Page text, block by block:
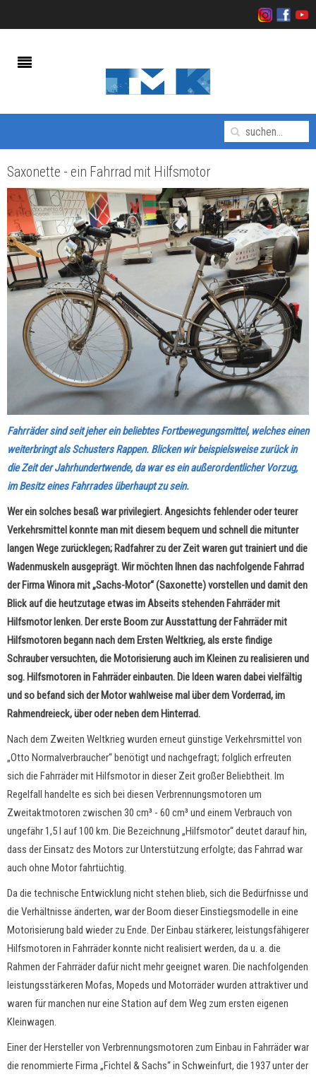
Saxonette - ein Fahrrad mit Hilfsmotor
Fahrräder sind seit jeher ein beliebtes Fortbewegungsmittel, welches einen
weiterbringt als Schusters Rappen. Blicken wir beispielsweise zurück in
die Zeit der Jahrhundertwende, da war es ein außerordentlicher Vorzug,
im Besitz eines Fahrrades überhaupt zu sein.
Wer ein solches besaß war privilegiert. Angesichts fehlender oder teurer
Verkehrsmittel konnte man mit diesem bequem und schnell die mitunter
langen Wege zurücklegen; Radfahrer zu der Zeit waren gut trainiert und die
Wadenmuskeln ausgeprägt. Wir möchten Ihnen das nachfolgende Fahrrad
der Firma Winora mit „Sachs-Motor“ (Saxonette) vorstellen und damit den
Blick auf die heutzutage etwas im Abseits stehenden Fahrräder mit
Hilfsmotor lenken. Der erste Boom zur Ausstattung der Fahrräder mit
Hilfsmotoren begann nach dem Ersten Weltkrieg, als erste findige
Schrauber versuchten, die Motorisierung auch im Kleinen zu realisieren und
sog. Hilfsmotoren in Fahrräder einbauten. Die Ideen waren dabei vielfältig
und so befand sich der Motor wahlweise mal über dem Vorderrad, im
Rahmendreieck, über oder neben dem Hinterrad.
Nach dem Zweiten Weltkrieg wurden erneut günstige Verkehrsmittel von
„Otto Normalverbraucher“ benötigt und nachgefragt; folglich erfreuten
sich die Fahrräder mit Hilfsmotor in dieser Zeit großer Beliebtheit. Im
Regelfall handelte es sich bei diesen Verbrennungsmotoren um
Zweitaktmotoren zwischen 30 cm³ - 60 cm³ und einem Verbrauch von
ungefähr 1,5 l auf 100 km. Die Bezeichnung „Hilfsmotor“ deutet darauf hin,
dass der Einsatz des Motors zur Unterstützung erfolgte; das Fahrrad war
auch ohne Motor fahrtüchtig.
Da die technische Entwicklung nicht stehen blieb, sich die Bedürfnisse und
die Verhältnisse änderten, war der Boom dieser Einstiegsmodelle in eine
Motorisierung bald wieder zu Ende. Der Einbau stärkerer, leistungsfähigerer
Hilfsmotoren in Fahrräder konnte nicht realisiert werden, da u. a. die
Rahmen der Fahrräder dafür nicht mehr geeignet waren. Die nachfolgenden
leistungsstärkeren Mofas, Mopeds und Motorräder wurden attraktiver und
waren für manchen nur eine Station auf dem Weg zum ersten eigenen
Kleinwagen.
Einer der Hersteller von Verbrennungsmotoren zum Einbau in Fahrräder war
die renommierte Firma „Fichtel & Sachs“ in Schweinfurt, die 1937 unter der